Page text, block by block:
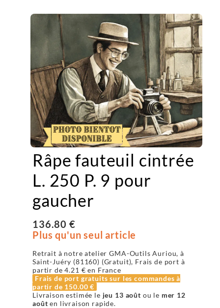
Râpe fauteuil cintrée
L. 250 P. 9 pour
gaucher
136.80 €
Plus qu'un seul article
Retrait à notre atelier GMA-Outils Auriou, à
Saint-Juéry (81160) (Gratuit), Frais de port à
partir de4.21 € en France
Frais de port gratuits sur les commandes à
partir de 150.00 €
Livraison estimée le jeu 13 août ou le mer 12
août en livraison rapide.